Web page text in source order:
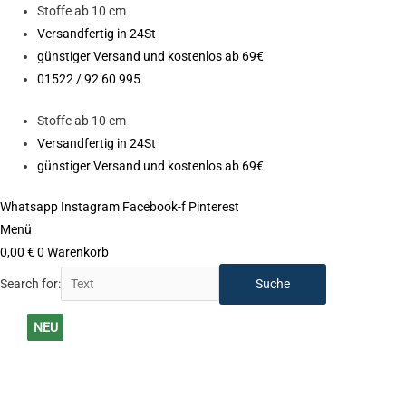
Zum
Inhalt
springen
Stoffe ab 10 cm
Versandfertig in 24St
günstiger Versand und kostenlos ab 69€
01522 / 92 60 995
Stoffe ab 10 cm
Versandfertig in 24St
günstiger Versand und kostenlos ab 69€
Whatsapp Instagram Facebook-f Pinterest
Menü
0,00 €0 Warenkorb
Search for:
NEU
Walk
Uni
NEU
NEU
NEU
NEU
NEU
NEU
NEU